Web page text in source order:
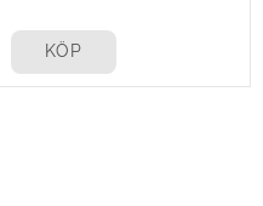
KÖP